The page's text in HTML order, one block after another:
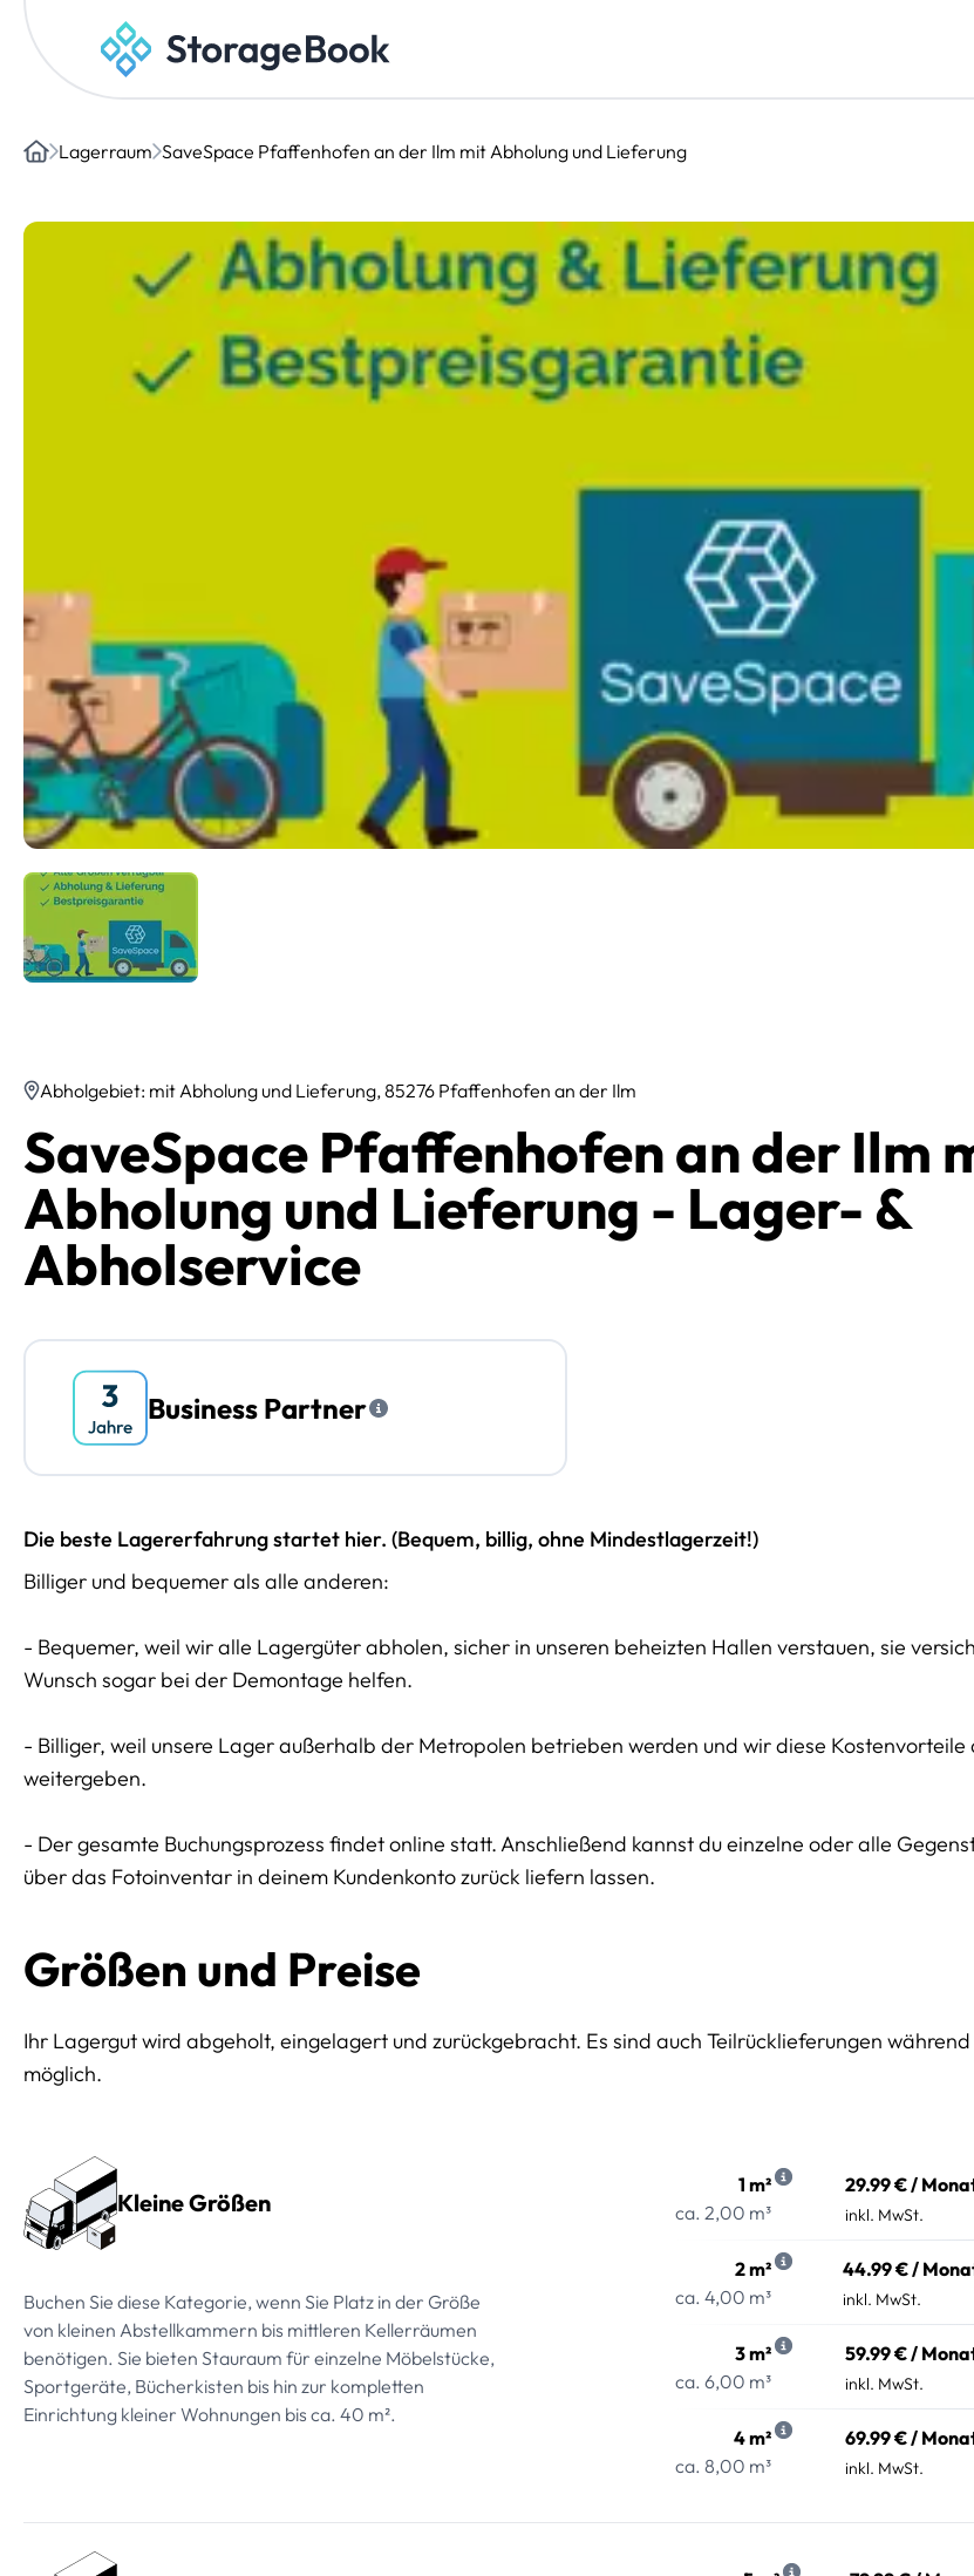
Lagerraum SaveSpace Pfaffenhofen an der Ilm mit Abholung und Lieferung
Abholgebiet: mit Abholung und Lieferung, 85276 Pfaffenhofen an der Ilm
SaveSpace Pfaffenhofen an der Ilm
Abholung und Lieferung - Lager- &
Abholservice
Business Partner
Die beste Lagererfahrung startet hier. (Bequem, billig, ohne Mindestlagerzeit!)
Billiger und bequemer als alle anderen:
- Bequemer, weil wir alle Lagergüter abholen, sicher in unseren beheizten Hallen verstauen, sie
Wunsch sogar bei der Demontage helfen.
- Billiger, weil unsere Lager außerhalb der Metropolen betrieben werden und wir diese Kostenvorteile
weitergeben.
- Der gesamte Buchungsprozess findet online statt. Anschließend kannst du einzelne oder alle
über das Fotoinventar in deinem Kundenkonto zurück liefern lassen.
Größen und Preise
Ihr Lagergut wird abgeholt, eingelagert und zurückgebracht. Es sind auch Teilrücklieferungen
möglich.
Kleine Größen
Buchen Sie diese Kategorie, wenn Sie Platz in der Größe
von kleinen Abstellkammern bis mittleren Kellerräumen
benötigen. Sie bieten Stauraum für einzelne Möbelstücke,
Sportgeräte, Bücherkisten bis hin zur kompletten
Einrichtung kleiner Wohnungen bis ca. 40 m².
1 m²
ca. 2,00 m³
29.99 € /
inkl. MwSt.
2 m²
ca. 4,00 m³
44.99 € /
inkl. MwSt.
3 m²
ca. 6,00 m³
59.99 € /
inkl. MwSt.
4 m²
ca. 8,00 m³
69.99 € /
inkl. MwSt.